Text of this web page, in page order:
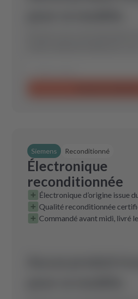
Siemens Reconditionné
Électronique
reconditionnée
Électronique d’origine issue
Qualité reconditionnée
Commandé avant midi, livré